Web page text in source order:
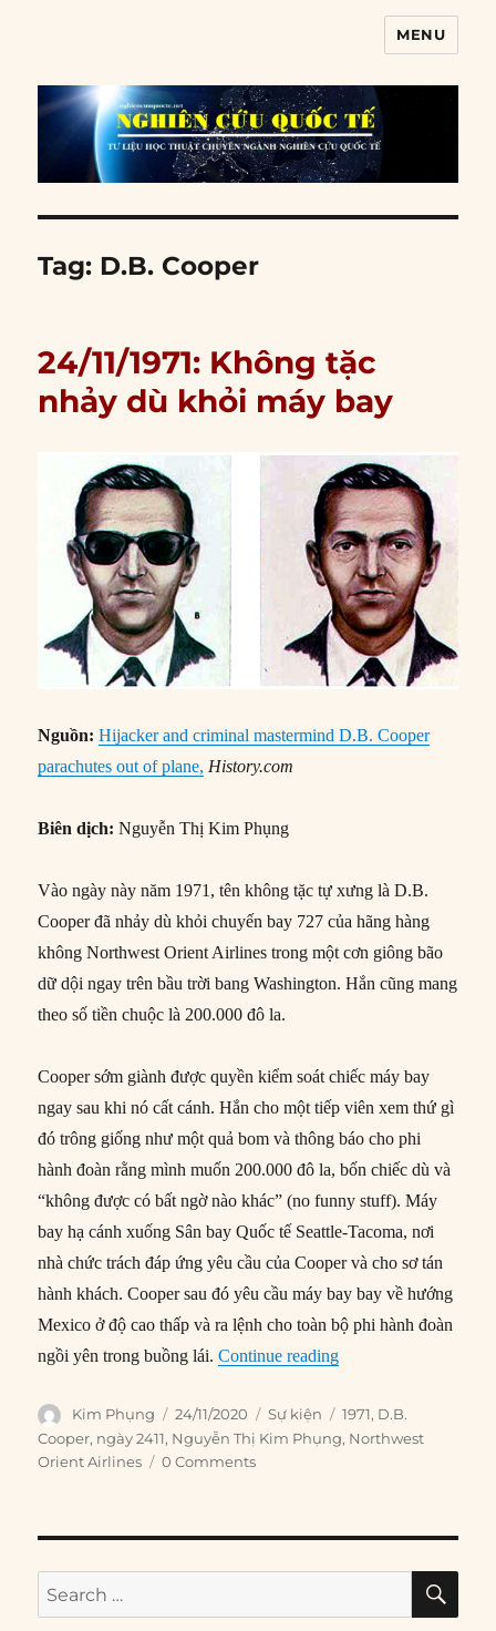
MENU
Tag: D.B. Cooper
24/11/1971: Không tặc
nhảy dù khỏi máy bay
Nguồn: Hijacker and criminal mastermind D.B. Cooper
parachutes out of plane, History.com
Biên dịch: Nguyễn Thị Kim Phụng
Vào ngày này năm 1971, tên không tặc tự xưng là D.B.
Cooper đã nhảy dù khỏi chuyến bay 727 của hãng hàng
không Northwest Orient Airlines trong một cơn giông bão
dữ dội ngay trên bầu trời bang Washington. Hắn cũng mang
theo số tiền chuộc là 200.000 đô la.
Cooper sớm giành được quyền kiểm soát chiếc máy bay
ngay sau khi nó cất cánh. Hắn cho một tiếp viên xem thứ gì
đó trông giống như một quả bom và thông báo cho phi
hành đoàn rằng mình muốn 200.000 đô la, bốn chiếc dù và
“không được có bất ngờ nào khác” (no funny stuff). Máy
bay hạ cánh xuống Sân bay Quốc tế Seattle-Tacoma, nơi
nhà chức trách đáp ứng yêu cầu của Cooper và cho sơ tán
hành khách. Cooper sau đó yêu cầu máy bay bay về hướng
Mexico ở độ cao thấp và ra lệnh cho toàn bộ phi hành đoàn
ngồi yên trong buồng lái.Continue reading“24/11/1971: Không
Author
Kim Phụng
Posted
on
24/11/2020 Categories
Sự kiện Tags
1971, D.B.
Cooper, ngày 2411, Nguyễn Thị Kim Phụng, Northwest
Orient Airlines
0 Comments
Search
for: